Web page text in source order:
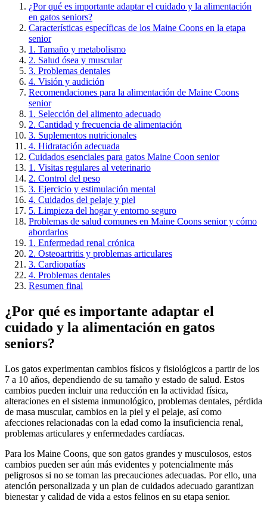
¿Por qué es importante adaptar el cuidado y la alimentación
en gatos seniors?
Características específicas de los Maine Coons en la etapa
senior
1. Tamaño y metabolismo
2. Salud ósea y muscular
3. Problemas dentales
4. Visión y audición
Recomendaciones para la alimentación de Maine Coons
senior
1. Selección del alimento adecuado
2. Cantidad y frecuencia de alimentación
3. Suplementos nutricionales
4. Hidratación adecuada
Cuidados esenciales para gatos Maine Coon senior
1. Visitas regulares al veterinario
2. Control del peso
3. Ejercicio y estimulación mental
4. Cuidados del pelaje y piel
5. Limpieza del hogar y entorno seguro
Problemas de salud comunes en Maine Coons senior y cómo
abordarlos
1. Enfermedad renal crónica
2. Osteoartritis y problemas articulares
3. Cardiopatías
4. Problemas dentales
Resumen final
¿Por qué es importante adaptar el
cuidado y la alimentación en gatos
seniors?
Los gatos experimentan cambios físicos y fisiológicos a partir de los
7 a 10 años, dependiendo de su tamaño y estado de salud. Estos
cambios pueden incluir una reducción en la actividad física,
alteraciones en el sistema inmunológico, problemas dentales, pérdida
de masa muscular, cambios en la piel y el pelaje, así como
afecciones relacionadas con la edad como la insuficiencia renal,
problemas articulares y enfermedades cardíacas.
Para los Maine Coons, que son gatos grandes y musculosos, estos
cambios pueden ser aún más evidentes y potencialmente más
peligrosos si no se toman las precauciones adecuadas. Por ello, una
atención personalizada y un plan de cuidados adecuado garantizan
bienestar y calidad de vida a estos felinos en su etapa senior.